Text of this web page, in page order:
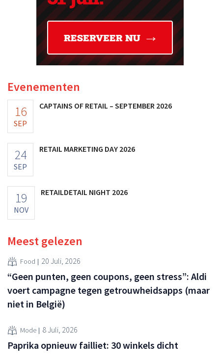
Evenementen
16
SEP
CAPTAINS OF RETAIL – SEPTEMBER 2026
24
SEP
RETAIL MARKETING DAY 2026
19
NOV
RETAILDETAIL NIGHT 2026
Meest gelezen
Food 20 Juli, 2026
“Geen punten, geen coupons, geen stress”: Aldi
voert campagne tegen getrouwheidsapps (maar
niet in België)
Mode 8 Juli, 2026
Paprika opnieuw failliet: 30 winkels dicht